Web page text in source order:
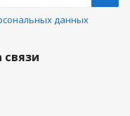
данных
связи